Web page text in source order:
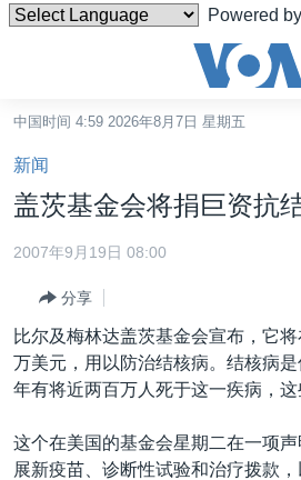
Powered by
碍
链
接
跳
转
容
跳
导
航
港澳
国际
最新国际新闻
中东
分类新闻
人权·法律·宗教
热点专题
中国时间 4:59 2026年8月7日 星期五
新闻
盖茨基金会将捐巨资抗
2007年9月19日 08:00
分享
比尔及梅林达盖茨基金会宣布，它
万美元，用以防治结核病。结核病
年有将近两百万人死于这一疾病，这
这个在美国的基金会星期二在一项
展新疫苗、诊断性试验和治疗拨款